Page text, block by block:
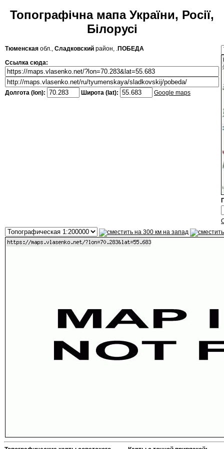
Топографічна мапа України, Росії,
Білорусі
Тюменская обл., Сладковский район, .ПОБЕДА
Ссылка сюда:
Долгота (lon): Широта (lat): Google maps